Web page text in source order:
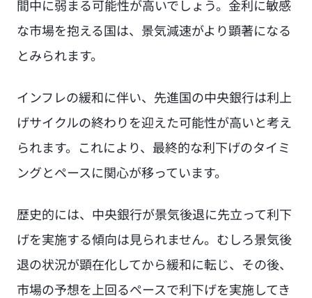
間中に弱まる可能性が高いでしょう。金利に敏感
な市場を抱える国は、景気減速がより顕著になる
とみられます。
インフレの緩和に伴い、先進国の中央銀行は利上
げサイクルの終わりを迎えた可能性が高いと考え
られます。これにより、最終的な利下げのタイミ
ングとペースに関心が移っています。
歴史的には、中央銀行が景気後退に先立って利下
げを実施する傾向は見られません。むしろ景気後
退の状況が顕在化してから緩和に転じ、その後、
市場の予想を上回るペースで利下げを実施してき